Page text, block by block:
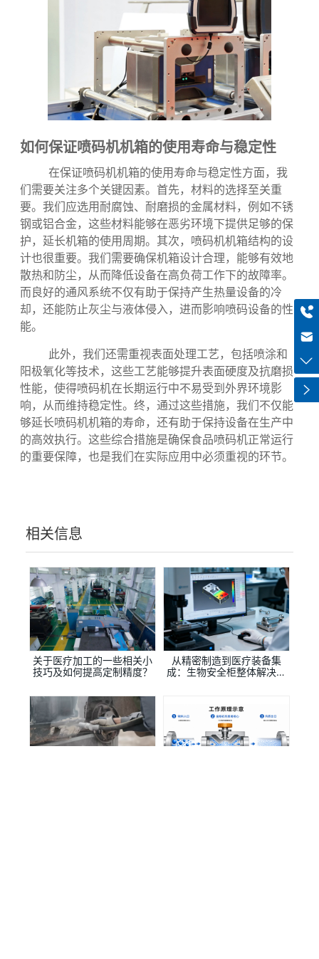
为我们的喷码设备提供有力保障。
如何保证喷码机机箱的使用寿命与稳定性
在保证喷码机机箱的使用寿命与稳定性方面，我
们需要关注多个关键因素。首先，材料的选择至关重
要。我们应选用耐腐蚀、耐磨损的金属材料，例如不锈
钢或铝合金，这些材料能够在恶劣环境下提供足够的保
护，延长机箱的使用周期。其次，喷码机机箱结构的设
计也很重要。我们需要确保机箱设计合理，能够有效地
散热和防尘，从而降低设备在高负荷工作下的故障率。
而良好的通风系统不仅有助于保持产生热量设备的冷
却，还能防止灰尘与液体侵入，进而影响喷码设备的性
能。
此外，我们还需重视表面处理工艺，包括喷涂和
阳极氧化等技术，这些工艺能够提升表面硬度及抗磨损
性能，使得喷码机在长期运行中不易受到外界环境影
响，从而维持稳定性。终，通过这些措施，我们不仅能
相关信息
关于医疗加工的一些相关小
技巧及如何提高定制精度？
从精密制造到医疗装备集
成：生物安全柜整体解决方
案提供商
haiqi.liang@chuntian-ctt.com